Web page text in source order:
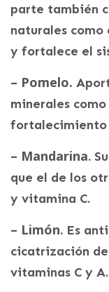
parte también
naturales como
y fortalece el
– Pomelo.
minerales
fortalecimiento
– Mandarina.
que el de los
y vitamina C.
– Limón. Es
cicatrización
vitaminas C y A.